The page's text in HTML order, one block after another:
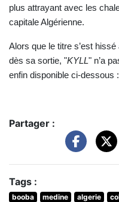
plus attrayant avec les
capitale Algérienne.
Alors que le titre s’est hissé
dès sa sortie, "KYLL" n’a
enfin disponible ci-dessous :
Partager :
Tags :
booba medine algerie